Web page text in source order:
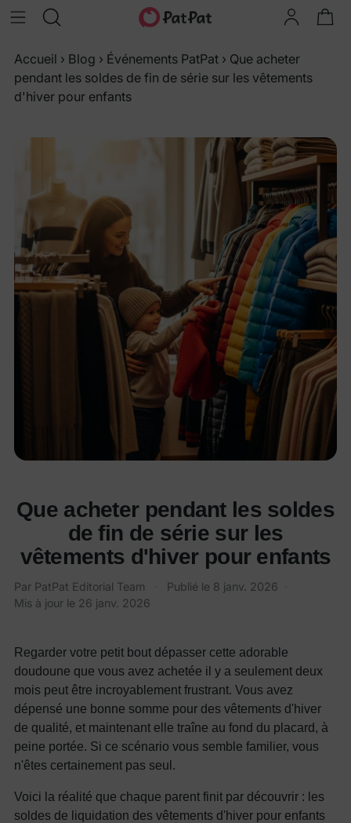
Accueil › Blog › Événements PatPat › Que acheter
pendant les soldes de fin de série sur les vêtements
d'hiver pour enfants
Que acheter pendant les soldes
de fin de série sur les
vêtements d'hiver pour enfants
Par PatPat Editorial Team Publié le 8 janv. 2026
Mis à jour le 26 janv. 2026
Regarder votre petit bout dépasser cette adorable
doudoune que vous avez achetée il y a seulement deux
mois peut être incroyablement frustrant. Vous avez
dépensé une bonne somme pour des vêtements d'hiver
de qualité, et maintenant elle traîne au fond du placard, à
peine portée. Si ce scénario vous semble familier, vous
n'êtes certainement pas seul.
Voici la réalité que chaque parent finit par découvrir : les
soldes de liquidation des vêtements d'hiver pour enfants